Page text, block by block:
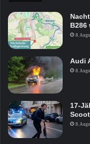
B286
8.
Audi
8.
17-
8.